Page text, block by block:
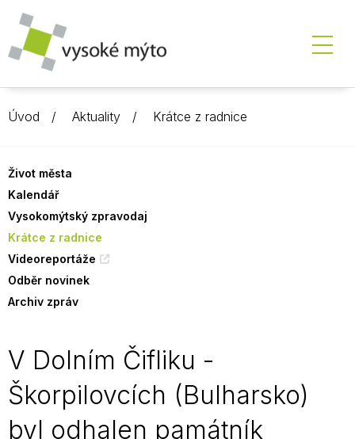
Úvod Aktuality Krátce z radnice
Život města
Kalendář
Vysokomýtský zpravodaj
Krátce z radnice
Videoreportáže
Odběr novinek
Archiv zpráv
V Dolním Čifliku -
Škorpilovcích (Bulharsko)
byl odhalen památník